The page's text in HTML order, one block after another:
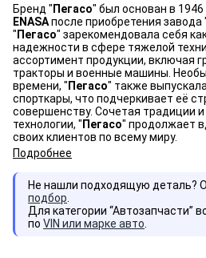
Бренд " Пегасо" был основан в
ENASAпосле приобретения завода
" Пегасо" зарекомендовала себя
надежности в сфере тяжелой
ассортимент продукции, включая
тракторы и военные машины.
времени, " Пегасо" также
спорткары, что подчеркивает её
совершенству. Сочетая традиции
технологии, " Пегасо" продолжает
своих клиентов по всему миру.
Подробнее
Не нашли подходящую деталь?
подбор
Для категории “Автозапчасти”
по VIN или марке авто